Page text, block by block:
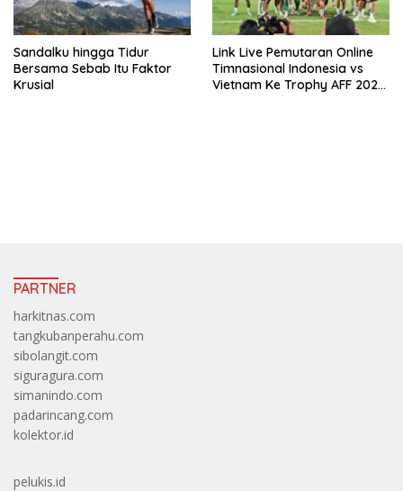
Sandalku hingga Tidur
Bersama Sebab Itu Faktor
Krusial
Link Live Pemutaran Online
Timnasional Indonesia vs
Vietnam Ke Trophy AFF 2026,
PARTNER
harkitnas.com
tangkubanperahu.com
sibolangit.com
siguragura.com
simanindo.com
padarincang.com
kolektor.id
pelukis.id